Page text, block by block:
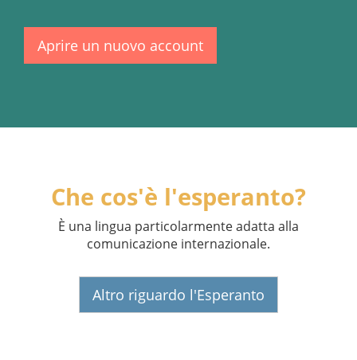
Aprire un nuovo account
Che cos'è l'esperanto?
È una lingua particolarmente adatta alla
comunicazione internazionale.
Altro riguardo l'Esperanto